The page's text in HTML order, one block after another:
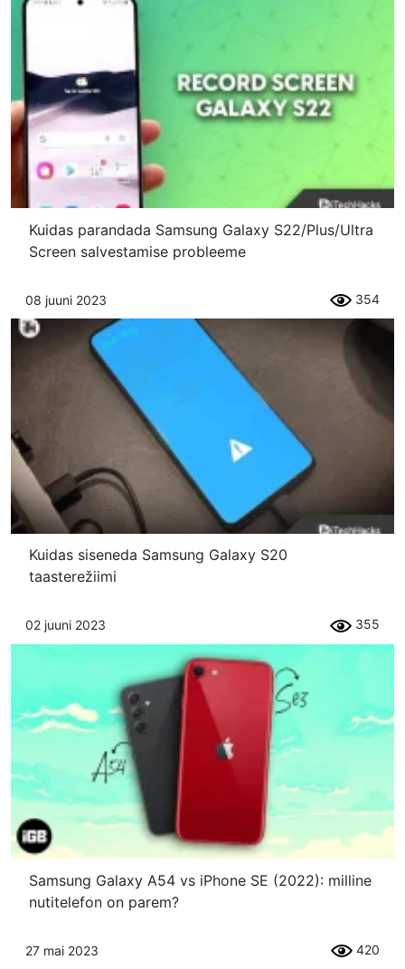
Kuidas parandada Samsung Galaxy S22/Plus/Ultra
Screen salvestamise probleeme
08 juuni 2023 354
Kuidas siseneda Samsung Galaxy S20
taasterežiimi
02 juuni 2023 355
Samsung Galaxy A54 vs iPhone SE (2022): milline
nutitelefon on parem?
27 mai 2023 420